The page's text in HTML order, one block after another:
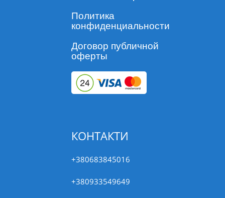
Политика
конфиденциальности
Договор публичной
оферты
КОНТАКТИ
+380683845016
+380933549649